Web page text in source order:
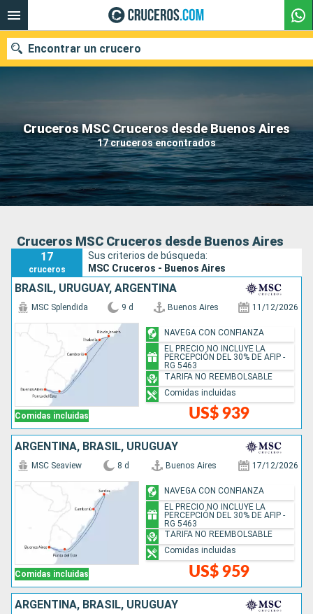
Cruceros MSC Cruceros desde Buenos Aires
17 cruceros encontrados
Encontrar un crucero
Nuestros destinos
Fecha de salida
Puertos Compañías
Cruceros MSC Cruceros desde Buenos Aires
17
cruceros
Sus criterios de búsqueda:
MSC Cruceros - Buenos Aires
BRASIL, URUGUAY, ARGENTINA
Comidas incluidas
MSC Splendida 9 d Buenos Aires 11/12/2026
US$ 939
NAVEGA CON CONFIANZA
EL PRECIO NO INCLUYE LA
PERCEPCIÓN DEL 30% DE AFIP -
RG 5463
TARIFA NO REEMBOLSABLE
Comidas incluidas
ARGENTINA, BRASIL, URUGUAY
Comidas incluidas
MSC Seaview 8 d Buenos Aires 17/12/2026
US$ 959
NAVEGA CON CONFIANZA
EL PRECIO NO INCLUYE LA
PERCEPCIÓN DEL 30% DE AFIP -
RG 5463
TARIFA NO REEMBOLSABLE
Comidas incluidas
ARGENTINA, BRASIL, URUGUAY